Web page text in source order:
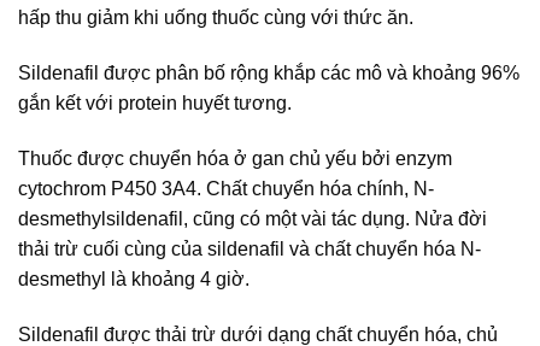
hấp thu giảm khi uống thuốc cùng với thức ăn.
Sildenafil được phân bố rộng khắp các mô và khoảng 96%
gắn kết với protein huyết tương.
Thuốc được chuyển hóa ở gan chủ yếu bởi enzym
cytochrom P450 3A4. Chất chuyển hóa chính, N-
desmethylsildenafil, cũng có một vài tác dụng. Nửa đời
thải trừ cuối cùng của sildenafil và chất chuyển hóa N-
desmethyl là khoảng 4 giờ.
Sildenafil được thải trừ dưới dạng chất chuyển hóa, chủ